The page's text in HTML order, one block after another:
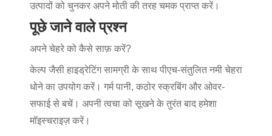
उत्पादों को चुनकर अपने मोती की तरह चमक प्राप्त करें।
पूछे जाने वाले प्रश्न
अपने चेहरे को कैसे साफ़ करें?
केल्प जैसी हाइड्रेटिंग सामग्री के साथ पीएच-संतुलित नमी चेहरा
धोने का उपयोग करें। गर्म पानी, कठोर स्क्रबिंग और ओवर-
सफाई से बचें। अपनी त्वचा को सूखने के तुरंत बाद हमेशा
मॉइस्चराइज़ करें।